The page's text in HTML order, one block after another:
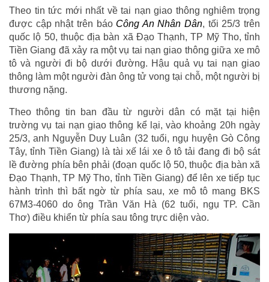
Theo tin tức mới nhất về tai nạn giao thông nghiêm trọng
được cập nhật trên báo Công An Nhân Dân, tối 25/3 trên
quốc lộ 50, thuộc địa bàn xã Đạo Thạnh, TP Mỹ Tho, tỉnh
Tiền Giang đã xảy ra một vụ tai nạn giao thông giữa xe mô
tô và người đi bộ dưới đường. Hậu quả vụ tai nạn giao
thông làm một người đàn ông tử vong tại chỗ, một người bị
thương nặng.
Theo thông tin ban đầu từ người dân có mặt tại hiện
trường vụ tai nạn giao thông kể lại, vào khoảng 20h ngày
25/3, anh Nguyễn Duy Luân (32 tuổi, ngụ huyện Gò Công
Tây, tỉnh Tiền Giang) là tài xế lái xe ô tô tải đang đi bộ sát
lề đường phía bên phải (đoạn quốc lộ 50, thuộc địa bàn xã
Đạo Thạnh, TP Mỹ Tho, tỉnh Tiền Giang) để lên xe tiếp tục
hành trình thì bất ngờ từ phía sau, xe mô tô mang BKS
67M3-4060 do ông Trần Văn Hà (62 tuổi, ngụ TP. Cần
Thơ) điều khiển từ phía sau tông trực diện vào.